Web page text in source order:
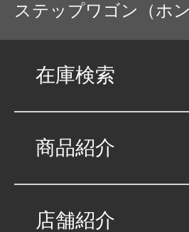
ステップワゴン（ホ
在庫検索
商品紹介
店舗紹介